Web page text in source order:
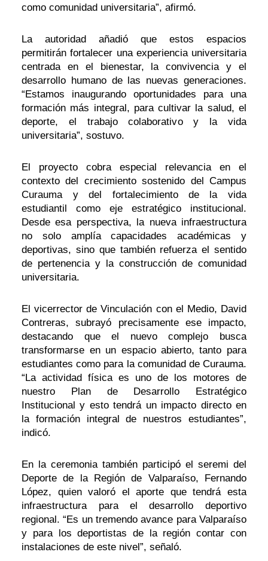
como comunidad universitaria”, afirmó.
La autoridad añadió que estos espacios
permitirán fortalecer una experiencia universitaria
centrada en el bienestar, la convivencia y el
desarrollo humano de las nuevas generaciones.
“Estamos inaugurando oportunidades para una
formación más integral, para cultivar la salud, el
deporte, el trabajo colaborativo y la vida
universitaria”, sostuvo.
El proyecto cobra especial relevancia en el
contexto del crecimiento sostenido del Campus
Curauma y del fortalecimiento de la vida
estudiantil como eje estratégico institucional.
Desde esa perspectiva, la nueva infraestructura
no solo amplía capacidades académicas y
deportivas, sino que también refuerza el sentido
de pertenencia y la construcción de comunidad
universitaria.
El vicerrector de Vinculación con el Medio, David
Contreras, subrayó precisamente ese impacto,
destacando que el nuevo complejo busca
transformarse en un espacio abierto, tanto para
estudiantes como para la comunidad de Curauma.
“La actividad física es uno de los motores de
nuestro Plan de Desarrollo Estratégico
Institucional y esto tendrá un impacto directo en
la formación integral de nuestros estudiantes”,
indicó.
En la ceremonia también participó el seremi del
Deporte de la Región de Valparaíso, Fernando
López, quien valoró el aporte que tendrá esta
infraestructura para el desarrollo deportivo
regional. “Es un tremendo avance para Valparaíso
y para los deportistas de la región contar con
instalaciones de este nivel”, señaló.